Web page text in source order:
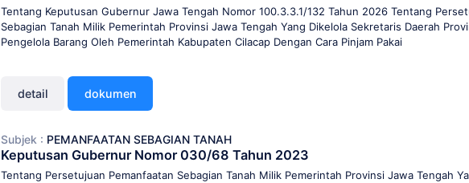
Tentang Keputusan Gubernur Jawa Tengah Nomor 100.3.3.1/132 Tahun 2026 Tentang
Sebagian Tanah Milik Pemerintah Provinsi Jawa Tengah Yang Dikelola Sekretaris Daerah
Pengelola Barang Oleh Pemerintah Kabupaten Cilacap Dengan Cara Pinjam Pakai
detail dokumen
Subjek : PEMANFAATAN SEBAGIAN TANAH
Keputusan Gubernur Nomor 030/68 Tahun 2023
Tentang Persetujuan Pemanfaatan Sebagian Tanah Milik Pemerintah Provinsi Jawa Tengah